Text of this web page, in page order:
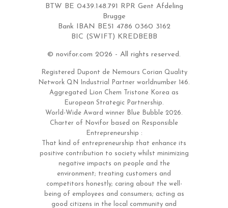
BTW BE 0439.148.791 RPR Gent Afdeling
Brugge
Bank IBAN BE51 4786 0360 3162
BIC (SWIFT) KREDBEBB
© novifor.com 2026 - All rights reserved.
Registered Dupont de Nemours Corian Quality
Network QN Industrial Partner worldnumber 146.
Aggregated Lion Chem Tristone Korea as
European Strategic Partnership.
World-Wide Award winner Blue Bubble 2026.
Charter of Novifor based on Responsible
Entrepreneurship :
That kind of entrepreneurship that enhance its
positive contribution to society whilst minimizing
negative impacts on people and the
environment; treating customers and
competitors honestly; caring about the well-
being of employees and consumers; acting as
good citizens in the local community and